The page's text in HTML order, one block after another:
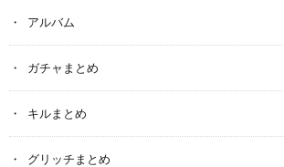
アルバム
ガチャまとめ
キルまとめ
グリッチまとめ